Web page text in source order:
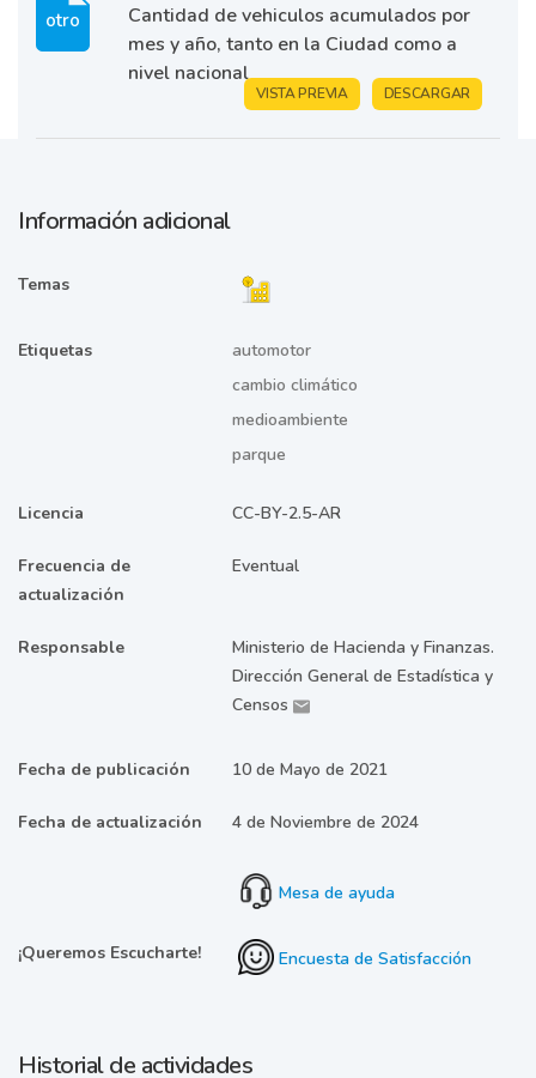
DESCARGAR
VISTA PREVIA
Cantidad de vehiculos acumulados por
mes y año, tanto en la Ciudad como a
nivel nacional
otro
Información adicional
Temas
Etiquetas
automotor
cambio climático
medioambiente
parque
Licencia CC-BY-2.5-AR
Frecuencia de
actualización
Eventual
Responsable
Ministerio de Hacienda y Finanzas.
Dirección General de Estadística y
Censos
Fecha de publicación 10 de Mayo de 2021
Fecha de actualización 4 de Noviembre de 2024
Mesa de ayuda
¡Queremos Escucharte! Encuesta de Satisfacción
Historial de actividades